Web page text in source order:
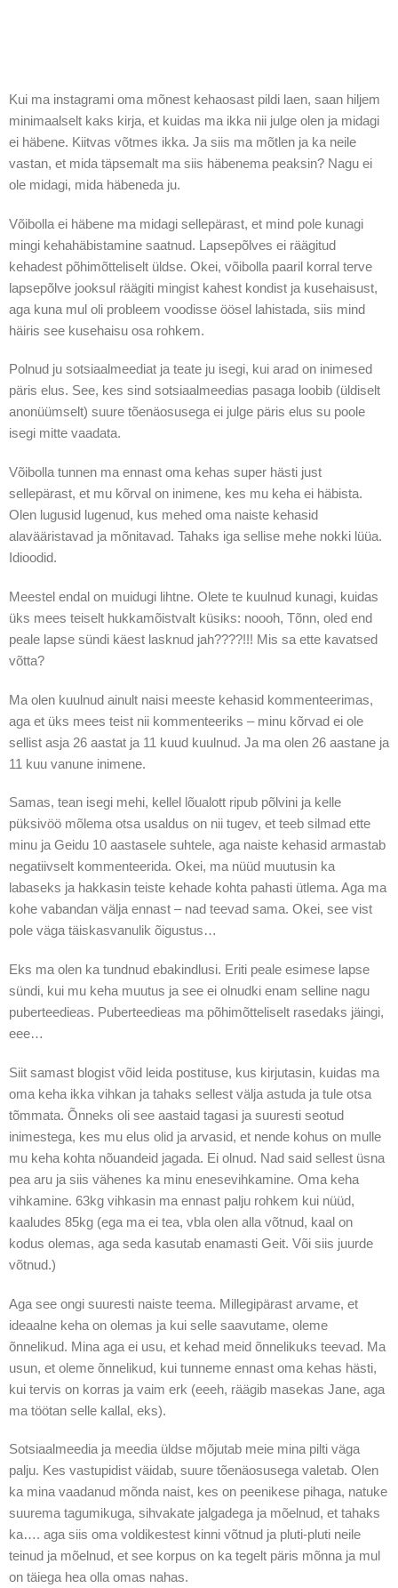
Kui ma instagrami oma mõnest kehaosast pildi laen, saan hiljem
minimaalselt kaks kirja, et kuidas ma ikka nii julge olen ja midagi
ei häbene. Kiitvas võtmes ikka. Ja siis ma mõtlen ja ka neile
vastan, et mida täpsemalt ma siis häbenema peaksin? Nagu ei
ole midagi, mida häbeneda ju.
Võibolla ei häbene ma midagi sellepärast, et mind pole kunagi
mingi kehahäbistamine saatnud. Lapsepõlves ei räägitud
kehadest põhimõtteliselt üldse. Okei, võibolla paaril korral terve
lapsepõlve jooksul räägiti mingist kahest kondist ja kusehaisust,
aga kuna mul oli probleem voodisse öösel lahistada, siis mind
häiris see kusehaisu osa rohkem.
Polnud ju sotsiaalmeediat ja teate ju isegi, kui arad on inimesed
päris elus. See, kes sind sotsiaalmeedias pasaga loobib (üldiselt
anonüümselt) suure tõenäosusega ei julge päris elus su poole
isegi mitte vaadata.
Võibolla tunnen ma ennast oma kehas super hästi just
sellepärast, et mu kõrval on inimene, kes mu keha ei häbista.
Olen lugusid lugenud, kus mehed oma naiste kehasid
alavääristavad ja mõnitavad. Tahaks iga sellise mehe nokki lüüa.
Idioodid.
Meestel endal on muidugi lihtne. Olete te kuulnud kunagi, kuidas
üks mees teiselt hukkamõistvalt küsiks: noooh, Tõnn, oled end
peale lapse sündi käest lasknud jah????!!! Mis sa ette kavatsed
võtta?
Ma olen kuulnud ainult naisi meeste kehasid kommenteerimas,
aga et üks mees teist nii kommenteeriks – minu kõrvad ei ole
sellist asja 26 aastat ja 11 kuud kuulnud. Ja ma olen 26 aastane ja
11 kuu vanune inimene.
Samas, tean isegi mehi, kellel lõualott ripub põlvini ja kelle
püksivöö mõlema otsa usaldus on nii tugev, et teeb silmad ette
minu ja Geidu 10 aastasele suhtele, aga naiste kehasid armastab
negatiivselt kommenteerida. Okei, ma nüüd muutusin ka
labaseks ja hakkasin teiste kehade kohta pahasti ütlema. Aga ma
kohe vabandan välja ennast – nad teevad sama. Okei, see vist
pole väga täiskasvanulik õigustus…
Eks ma olen ka tundnud ebakindlusi. Eriti peale esimese lapse
sündi, kui mu keha muutus ja see ei olnudki enam selline nagu
puberteedieas. Puberteedieas ma põhimõtteliselt rasedaks jäingi,
eee…
Siit samast blogist võid leida postituse, kus kirjutasin, kuidas ma
oma keha ikka vihkan ja tahaks sellest välja astuda ja tule otsa
tõmmata. Õnneks oli see aastaid tagasi ja suuresti seotud
inimestega, kes mu elus olid ja arvasid, et nende kohus on mulle
mu keha kohta nõuandeid jagada. Ei olnud. Nad said sellest üsna
pea aru ja siis vähenes ka minu enesevihkamine. Oma keha
vihkamine. 63kg vihkasin ma ennast palju rohkem kui nüüd,
kaaludes 85kg (ega ma ei tea, vbla olen alla võtnud, kaal on
kodus olemas, aga seda kasutab enamasti Geit. Või siis juurde
võtnud.)
Aga see ongi suuresti naiste teema. Millegipärast arvame, et
ideaalne keha on olemas ja kui selle saavutame, oleme
õnnelikud. Mina aga ei usu, et kehad meid õnnelikuks teevad. Ma
usun, et oleme õnnelikud, kui tunneme ennast oma kehas hästi,
kui tervis on korras ja vaim erk (eeeh, räägib masekas Jane, aga
ma töötan selle kallal, eks).
Sotsiaalmeedia ja meedia üldse mõjutab meie mina pilti väga
palju. Kes vastupidist väidab, suure tõenäosusega valetab. Olen
ka mina vaadanud mõnda naist, kes on peenikese pihaga, natuke
suurema tagumikuga, sihvakate jalgadega ja mõelnud, et tahaks
ka…. aga siis oma voldikestest kinni võtnud ja pluti-pluti neile
teinud ja mõelnud, et see korpus on ka tegelt päris mõnna ja mul
on täiega hea olla omas nahas.